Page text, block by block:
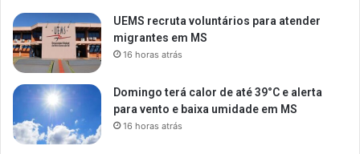
UEMS recruta voluntários para atender
migrantes em MS
16 horas atrás
Domingo terá calor de até 39°C e alerta
para vento e baixa umidade em MS
16 horas atrás